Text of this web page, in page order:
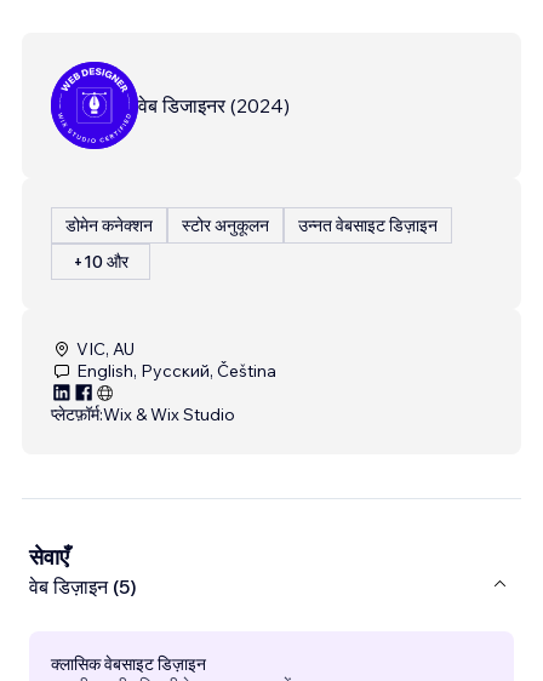
वेब डिजाइनर(2024)
डोमेन कनेक्शन स्टोर अनुकूलन
उन्नत वेबसाइट डिज़ाइन
+10 और
VIC, AU
English, Русский, Čeština
प्लेटफ़ॉर्म:Wix & Wix Studio
सेवाएँ
वेब डिज़ाइन (5)
क्लासिक वेबसाइट डिज़ाइन